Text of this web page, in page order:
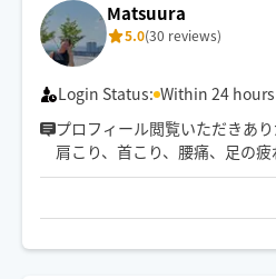
Matsuura
5.0(30 reviews)
Login Status: Within 24 hours
プロフィール閲覧いただきあ
肩こり、首こり、腰痛、足の
の方の施術もお任せください✨
タイ式で培った技術を活かし
チ、指圧も得意です🍀